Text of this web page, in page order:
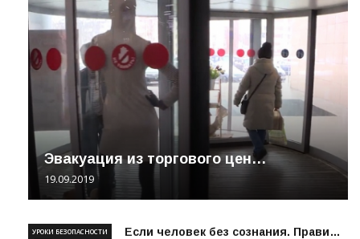
Эвакуация из торгового цен…
19.09.2019
Если человек без сознания. Прави…
УРОКИ БЕЗОПАСНОСТИ